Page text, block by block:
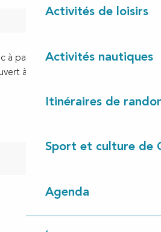
Activités de loisirs
Activités nautiques
Itinéraires de
Sport et culture de
Agenda
à partir de 6 ans par Guillo et
à tous. Information au 05